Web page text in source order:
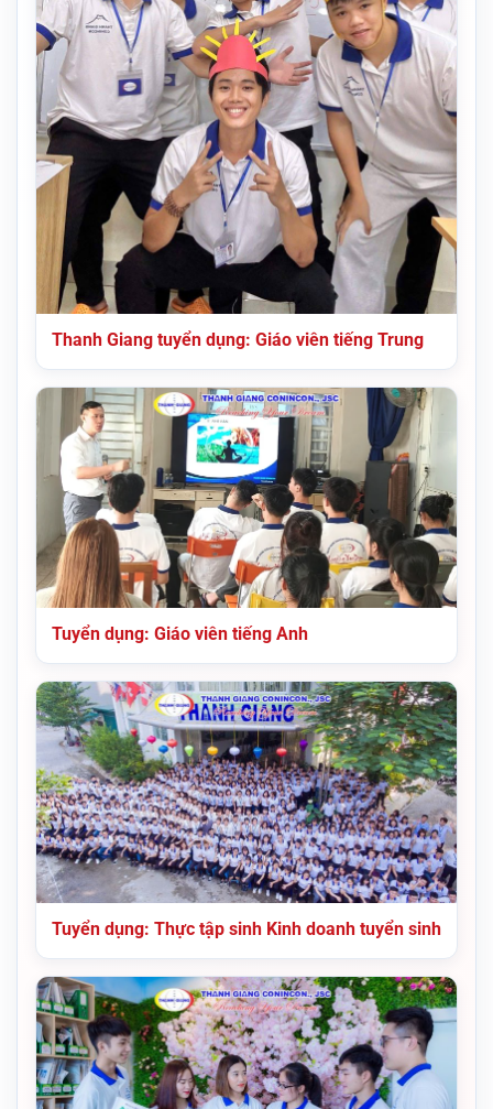
Thanh Giang tuyển dụng: Giáo viên tiếng Trung
Tuyển dụng: Giáo viên tiếng Anh
Tuyển dụng: Thực tập sinh Kinh doanh tuyển sinh